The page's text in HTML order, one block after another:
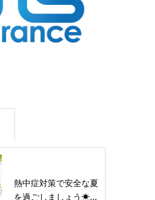
熱中症対策で安全な夏
を過ごしましょう☀...